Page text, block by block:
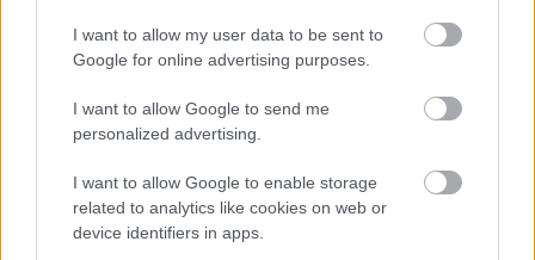
I want to allow my user data to be sent to
Google for online advertising purposes.
I want to allow Google to send me
personalized advertising.
I want to allow Google to enable storage
related to analytics like cookies on web or
device identifiers in apps.
tűnik, akár operát, rajzfilmet, Monty Pythont vagy
filmet rendezek" - vallottaGilliam.
Az Angol Nemzeti Opera egyik szóvivője
a rá jellemző anarchista stílust
vegyítiBerliozkorszakalkotó zenéjével, amely a
megszállott itáliai reneszánsz ötvös és szobrász
kalandokban bővelkedő életét meséli el.